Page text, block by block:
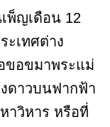
พ็ญเดือน 12
ะเทศต่าง
ขอขมาพระแม่
ดาวบนฟากฟ้า
าวิหาร หรือที่